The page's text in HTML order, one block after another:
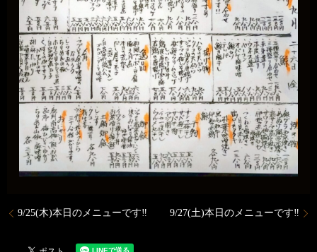
9/25(木)本日のメニューです‼️ 9/27(土)本日のメニューです‼️